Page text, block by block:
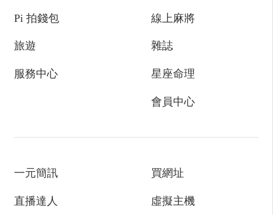
Pi 拍錢包
旅遊
服務中心
線上麻將
雜誌
星座命理
會員中心
一元簡訊
直播達人
買網址
虛擬主機